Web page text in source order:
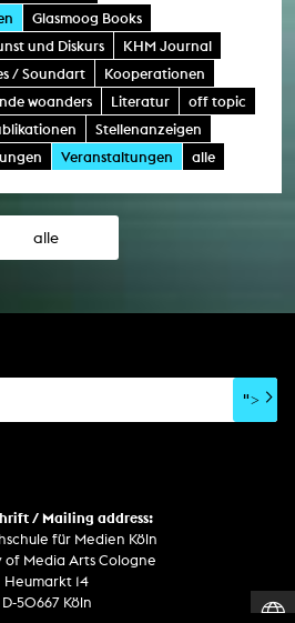
Glasmoog Books
und Diskurs
KHM Journal
/ Soundart
Kooperationen
woanders Literatur
off topic
Stellenanzeigen
Veranstaltungen alle
alle
">
/ Mailing address:
für Medien Köln
of Media Arts Cologne
Heumarkt 14
D-50667 Köln